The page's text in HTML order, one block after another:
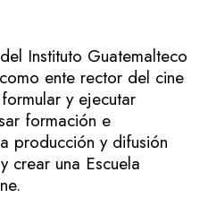
Instituto Guatemalteco
ente rector del cine
y ejecutar
formación e
producción y difusión
crear una Escuela